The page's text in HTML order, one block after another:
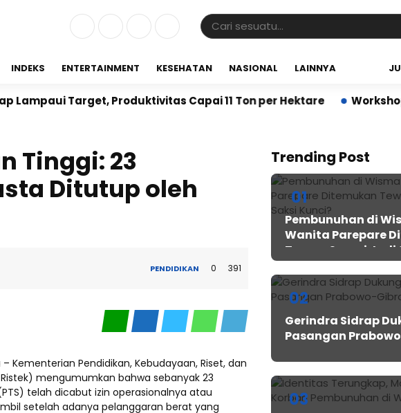
INDEKS ENTERTAINMENT KESEHATAN NASIONAL LAINNYA
Target, Produktivitas Capai 11 Ton per Hektare Workshop Smart
Tinggi: 23
Ditutup oleh
PENDIDIKAN 0 391
Kementerian Pendidikan, Kebudayaan, Riset, dan
mengumumkan bahwa sebanyak 23
telah dicabut izin operasionalnya atau
setelah adanya pelanggaran berat yang
Trending Post
01
Pembunuhan di
Wanita Parepare
Tewas, Suami Jadi
02
Gerindra Sidrap
Pasangan
03